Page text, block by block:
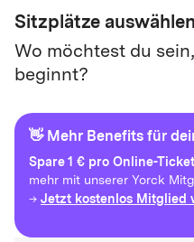
Sitzplätze auswählen
Wo möchtest du
beginnt?
👋 Mehr Benefits für
Spare1 € pro Online-
mehr mit unserer Yorck
→ Jetzt kostenlos Mitglied